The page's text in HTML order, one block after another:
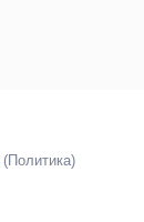
(Политика)